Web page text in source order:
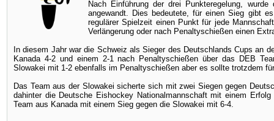
Nach Einführung der drei Punkteregelung,
angewandt. Dies bedeutete, für einen Sieg gibt
regulärer Spielzeit einen Punkt für jede
Verlängerung oder nach Penaltyschießen einen
In diesem Jahr war die Schweiz als Sieger des Deutschlands Cups an
Kanada 4-2 und einem 2-1 nach Penaltyschießen über das DEB
Slowakei mit 1-2 ebenfalls im Penaltyschießen aber es sollte trotzdem
Das Team aus der Slowakei sicherte sich mit zwei Siegen gegen
dahinter die Deutsche Eishockey Nationalmannschaft mit einem
Team aus Kanada mit einem Sieg gegen die Slowakei mit 6-4.